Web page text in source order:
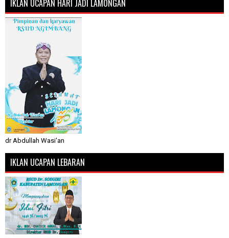
IKLAN UCAPAN HARI JADI LAMONGAN
dr Abdullah Wasi'an
IKLAN UCAPAN LEBARAN